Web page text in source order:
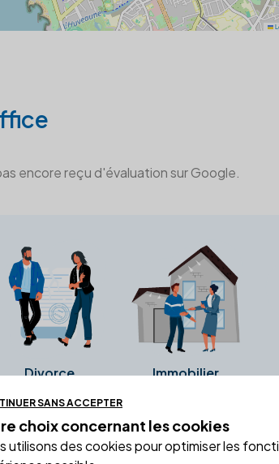
encore reçu d'évaluation sur Google.
Divorce Immobilier
avis proviennent directement de la fiche
SANS ACCEPTER
choix concernant les cookies
utilisons des cookies pour optimiser les